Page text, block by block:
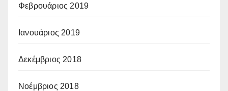
Φεβρουάριος 2019
Ιανουάριος 2019
Δεκέμβριος 2018
Νοέμβριος 2018